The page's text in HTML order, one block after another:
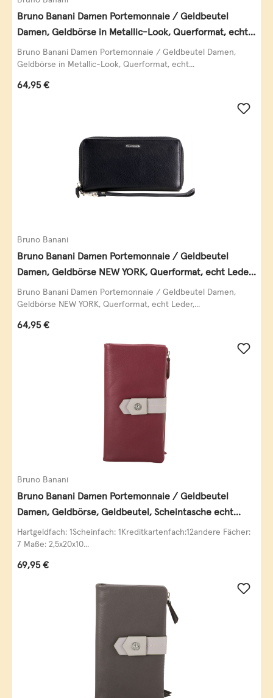
Bruno Banani Damen Portemonnaie / Geldbeutel
Damen, Geldbörse in Metallic-Look, Querformat, echt
Leder, schwarz-gold
Bruno Banani Damen Portemonnaie / Geldbeutel Damen,
Geldbörse in Metallic-Look, Querformat, echt...
Regulärer Preis:
64,95 €
Bruno Banani
Bruno Banani Damen Portemonnaie / Geldbeutel
Damen, Geldbörse NEW YORK, Querformat, echt Leder,
schwarz
Bruno Banani Damen Portemonnaie / Geldbeutel Damen,
Geldbörse NEW YORK, Querformat, echt Leder,...
Regulärer Preis:
64,95 €
Bruno Banani
Bruno Banani Damen Portemonnaie / Geldbeutel
Damen, Geldbörse, Geldbeutel, Scheintasche echt
Leder
Hartgeldfach: 1Scheinfach: 1Kreditkartenfach:12andere Fächer:
7 Maße: 2,5x20x10...
Regulärer Preis:
69,95 €